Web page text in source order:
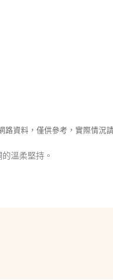
資料，僅供參考，實際情況
溫柔堅持。